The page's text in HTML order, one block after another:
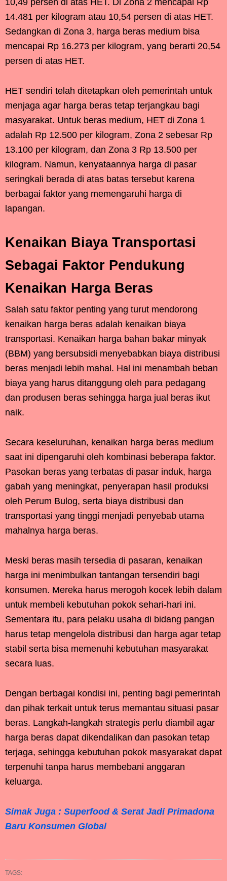
14.481 per kilogram atau 10,54 persen di atas HET.
Sedangkan di Zona 3, harga beras medium bisa
mencapai Rp 16.273 per kilogram, yang berarti 20,54
persen di atas HET.
HET sendiri telah ditetapkan oleh pemerintah untuk
menjaga agar harga beras tetap terjangkau bagi
masyarakat. Untuk beras medium, HET di Zona 1
adalah Rp 12.500 per kilogram, Zona 2 sebesar Rp
13.100 per kilogram, dan Zona 3 Rp 13.500 per
kilogram. Namun, kenyataannya harga di pasar
seringkali berada di atas batas tersebut karena
berbagai faktor yang memengaruhi harga di
lapangan.
Kenaikan Biaya Transportasi
Sebagai Faktor Pendukung
Kenaikan Harga Beras
Salah satu faktor penting yang turut mendorong
kenaikan harga beras adalah kenaikan biaya
transportasi. Kenaikan harga bahan bakar minyak
(BBM) yang bersubsidi menyebabkan biaya distribusi
beras menjadi lebih mahal. Hal ini menambah beban
biaya yang harus ditanggung oleh para pedagang
dan produsen beras sehingga harga jual beras ikut
naik.
Secara keseluruhan, kenaikan harga beras medium
saat ini dipengaruhi oleh kombinasi beberapa faktor.
Pasokan beras yang terbatas di pasar induk, harga
gabah yang meningkat, penyerapan hasil produksi
oleh Perum Bulog, serta biaya distribusi dan
transportasi yang tinggi menjadi penyebab utama
mahalnya harga beras.
Meski beras masih tersedia di pasaran, kenaikan
harga ini menimbulkan tantangan tersendiri bagi
konsumen. Mereka harus merogoh kocek lebih dalam
untuk membeli kebutuhan pokok sehari-hari ini.
Sementara itu, para pelaku usaha di bidang pangan
harus tetap mengelola distribusi dan harga agar tetap
stabil serta bisa memenuhi kebutuhan masyarakat
secara luas.
Dengan berbagai kondisi ini, penting bagi pemerintah
dan pihak terkait untuk terus memantau situasi pasar
beras. Langkah-langkah strategis perlu diambil agar
harga beras dapat dikendalikan dan pasokan tetap
terjaga, sehingga kebutuhan pokok masyarakat dapat
terpenuhi tanpa harus membebani anggaran
keluarga.
Simak Juga : Superfood & Serat Jadi Primadona
Baru Konsumen Global
TAGS: